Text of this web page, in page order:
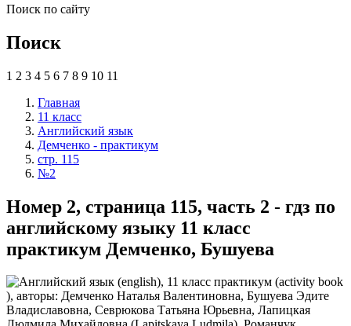
Поиск по сайту
Поиск
1 2 3 4 5 6 7 8 9 10 11
Главная
11 класс
Английский язык
Демченко - практикум
стр. 115
№2
Номер 2, страница 115, часть 2 - гдз по
английскому языку 11 класс
практикум Демченко, Бушуева